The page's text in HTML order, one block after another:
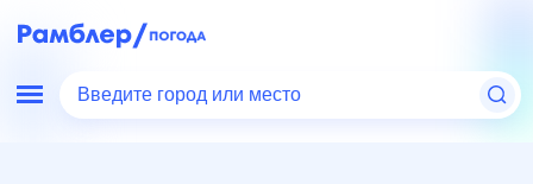
Введите город или место